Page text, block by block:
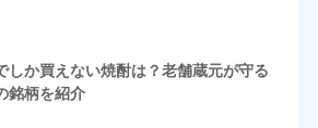
しか買えない焼酎は？老舗蔵元が守る
銘柄を紹介